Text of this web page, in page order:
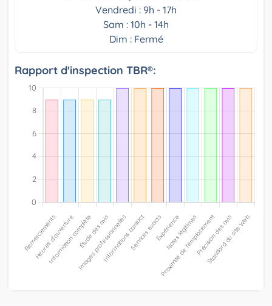
Vendredi : 9h - 17h
Sam : 10h - 14h
Dim : Fermé
Rapport d'inspection TBR®: